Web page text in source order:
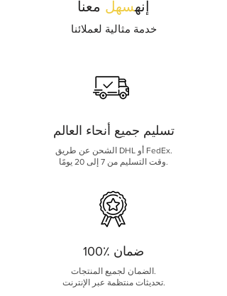
إنهسهل معنا
خدمة مثالية لعملائنا
تسليم جميع أنحاء العالم
الشحن عن طريق DHL أو FedEx.
وقت التسليم من 7 إلى 20 يومًا.
100٪ ضمان
الضمان لجميع المنتجات.
تحديثات منتظمة عبر الإنترنت.